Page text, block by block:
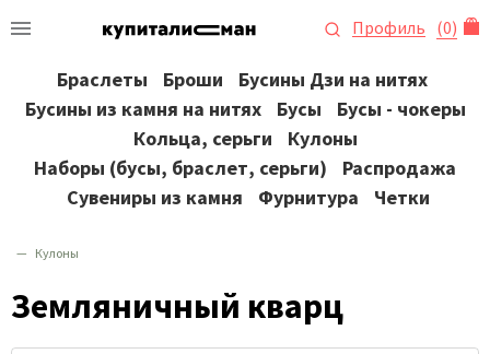
Профиль (0)
Браслеты Броши
Бусины Дзи на нитях
Бусины из камня на нитях
Бусы
Бусы - чокеры
Кольца, серьги
Кулоны
Наборы (бусы, браслет, серьги)
Распродажа
Сувениры из камня
Фурнитура Четки
Кулоны
Земляничный кварц